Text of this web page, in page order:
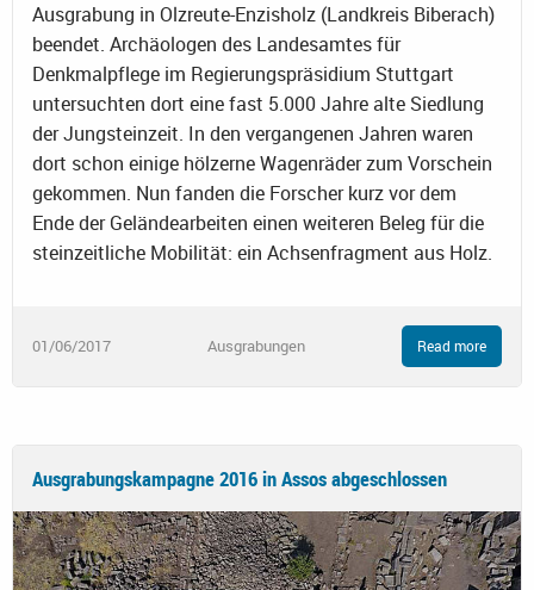
Ausgrabung in Olzreute-Enzisholz (Landkreis Biberach)
beendet. Archäologen des Landesamtes für
Denkmalpflege im Regierungspräsidium Stuttgart
untersuchten dort eine fast 5.000 Jahre alte Siedlung
der Jungsteinzeit. In den vergangenen Jahren waren
dort schon einige hölzerne Wagenräder zum Vorschein
gekommen. Nun fanden die Forscher kurz vor dem
Ende der Geländearbeiten einen weiteren Beleg für die
steinzeitliche Mobilität: ein Achsenfragment aus Holz.
01/06/2017 Ausgrabungen Read more
Ausgrabungskampagne 2016 in Assos abgeschlossen